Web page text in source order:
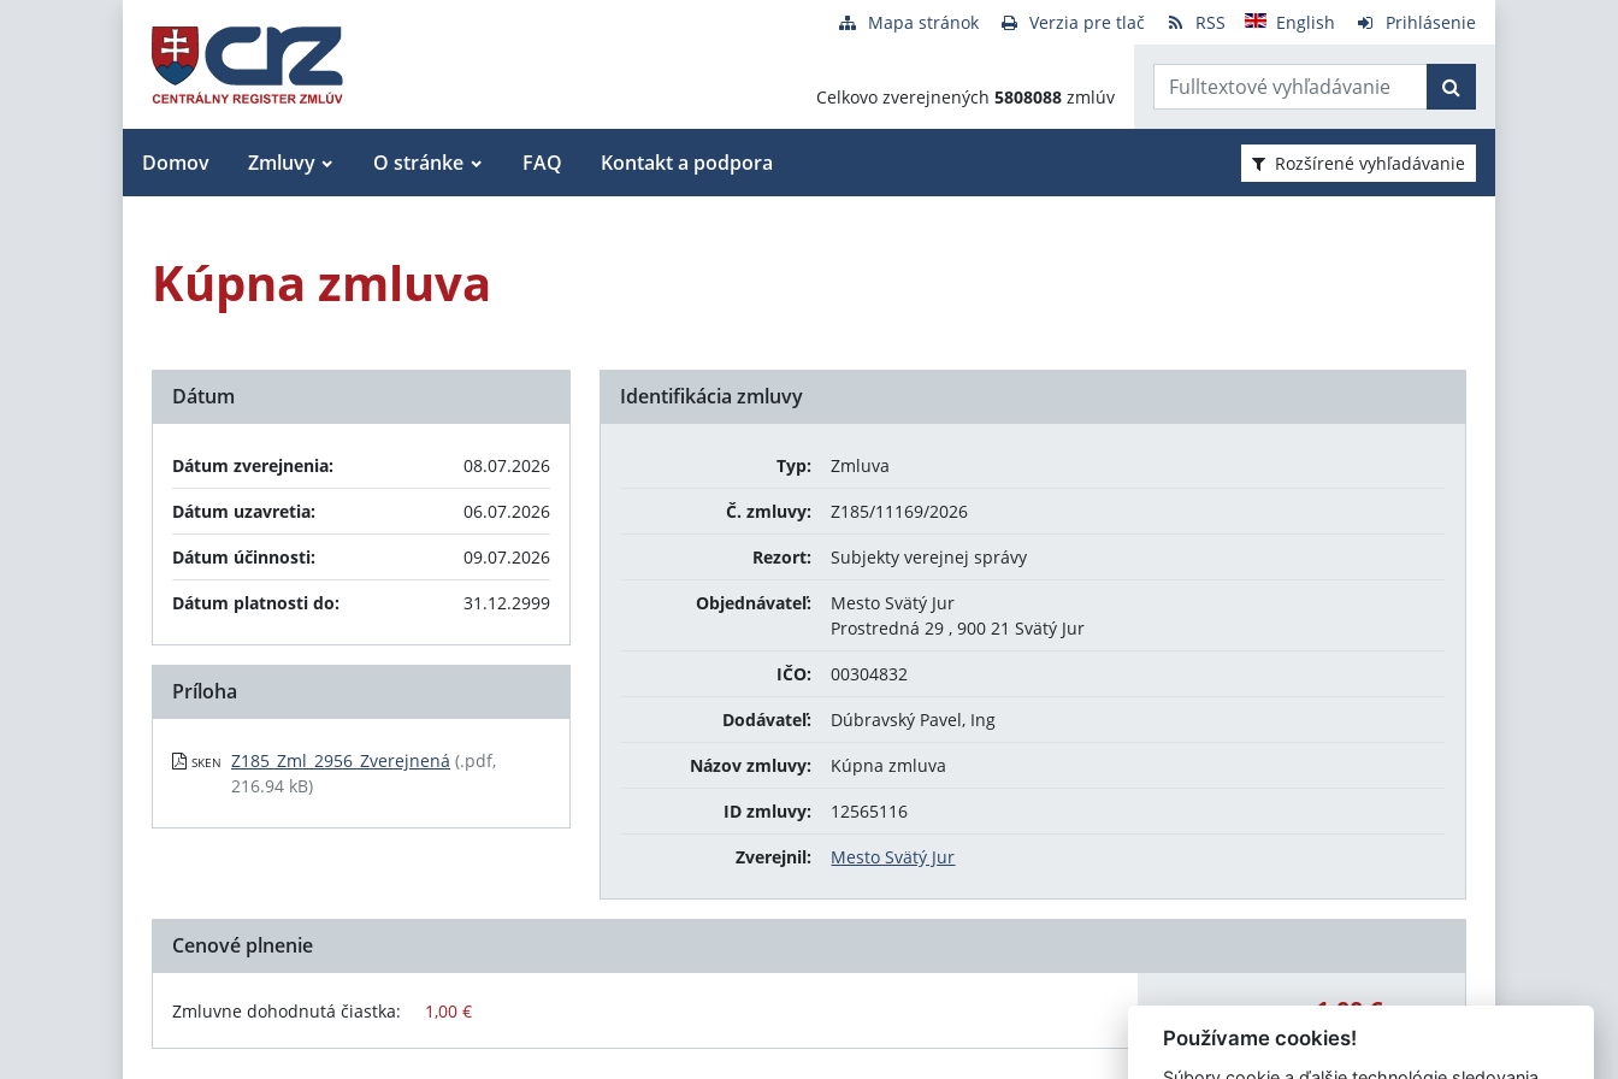
Mapa stránok Verzia pre tlač RSS English Prihlásenie
Celkovo zverejnených 5808088 zmlúv
Domov Zmluvy O stránke FAQ Kontakt a podpora Rozšírené vyhľadávanie
Kúpna zmluva
Identifikácia zmluvy
Typ:
Zmluva
Č. zmluvy:
Z185/11169/2026
Rezort:
Subjekty verejnej správy
Objednávateľ:
Mesto Svätý Jur
Prostredná 29 , 900 21 Svätý Jur
IČO:
00304832
Dodávateľ:
Dúbravský Pavel, Ing
Názov zmluvy:
Kúpna zmluva
ID zmluvy:
12565116
Zverejnil:
Mesto Svätý Jur
Dátum
Dátum zverejnenia:
08.07.2026
Dátum uzavretia:
06.07.2026
Dátum účinnosti:
09.07.2026
Dátum platnosti do:
31.12.2999
Príloha
SKEN Z185_Zml_2956_Zverejnená (.pdf,
216.94 kB)
Cenové plnenie
Zmluvne dohodnutá čiastka: 1,00 € Celková čiastka: 1,00 €
Používame cookies!